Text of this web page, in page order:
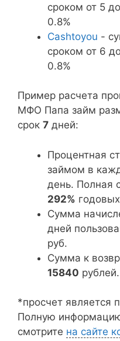
сроком от 5
0.8%
Cashtoyou -
сроком от 6
0.8%
Пример расчета
МФО Папа займ
срок 7 дней:
Процентная
займом в
день. Полная
292%
Сумма
дней
руб.
Сумма к
15840 рублей.
*просчет является
Полную
смотрите на сайте